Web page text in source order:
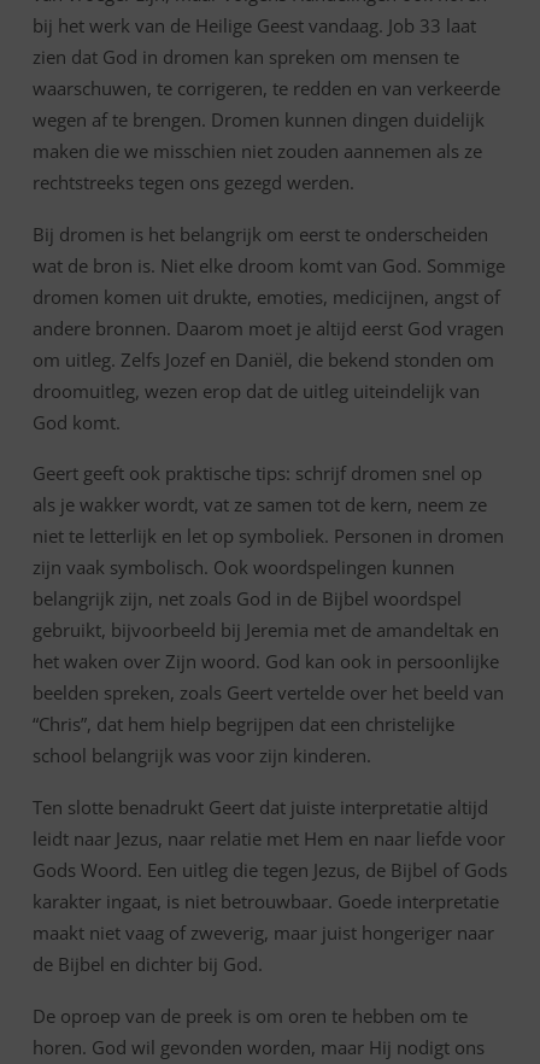
bij het werk van de Heilige Geest vandaag. Job 33 laat
zien dat God in dromen kan spreken om mensen te
waarschuwen, te corrigeren, te redden en van verkeerde
wegen af te brengen. Dromen kunnen dingen duidelijk
maken die we misschien niet zouden aannemen als ze
rechtstreeks tegen ons gezegd werden.
Bij dromen is het belangrijk om eerst te onderscheiden
wat de bron is. Niet elke droom komt van God. Sommige
dromen komen uit drukte, emoties, medicijnen, angst of
andere bronnen. Daarom moet je altijd eerst God vragen
om uitleg. Zelfs Jozef en Daniël, die bekend stonden om
droomuitleg, wezen erop dat de uitleg uiteindelijk van
God komt.
Geert geeft ook praktische tips: schrijf dromen snel op
als je wakker wordt, vat ze samen tot de kern, neem ze
niet te letterlijk en let op symboliek. Personen in dromen
zijn vaak symbolisch. Ook woordspelingen kunnen
belangrijk zijn, net zoals God in de Bijbel woordspel
gebruikt, bijvoorbeeld bij Jeremia met de amandeltak en
het waken over Zijn woord. God kan ook in persoonlijke
beelden spreken, zoals Geert vertelde over het beeld van
“Chris”, dat hem hielp begrijpen dat een christelijke
school belangrijk was voor zijn kinderen.
Ten slotte benadrukt Geert dat juiste interpretatie altijd
leidt naar Jezus, naar relatie met Hem en naar liefde voor
Gods Woord. Een uitleg die tegen Jezus, de Bijbel of Gods
karakter ingaat, is niet betrouwbaar. Goede interpretatie
maakt niet vaag of zweverig, maar juist hongeriger naar
de Bijbel en dichter bij God.
De oproep van de preek is om oren te hebben om te
horen. God wil gevonden worden, maar Hij nodigt ons